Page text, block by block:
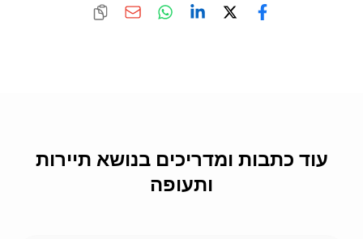
עוד כתבות ומדריכים בנושא תיירות
ותעופה